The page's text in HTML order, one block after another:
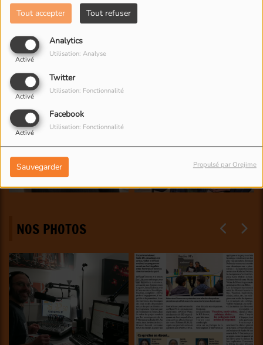
Tout accepter Tout refuser
Analytics
Activé
Utilisation: Analyse
Twitter
Activé
Utilisation: Fonctionnalité
Facebook
Activé
Utilisation: Fonctionnalité
Sauvegarder Propulsé par Orejime
NOS PHOTOS